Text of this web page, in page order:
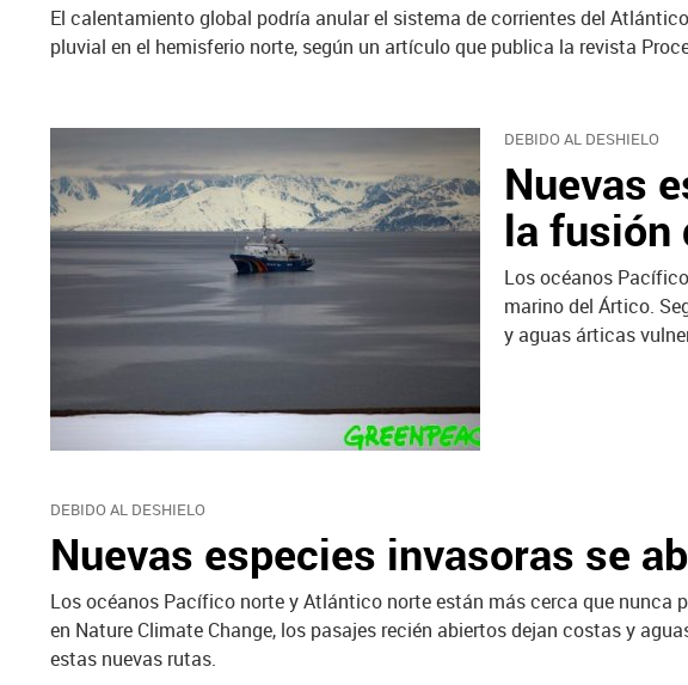
El calentamiento global podría anular el sistema de corrientes del
pluvial en el hemisferio norte, según un artículo que publica la revista
DEBIDO AL DESHIELO
Nuevas
la fusión
Los océanos
marino del Ártico.
y aguas árticas
DEBIDO AL DESHIELO
Nuevas especies invasoras se
Los océanos Pacífico norte y Atlántico norte están más cerca que nunca
en Nature Climate Change, los pasajes recién abiertos dejan costas y
estas nuevas rutas.